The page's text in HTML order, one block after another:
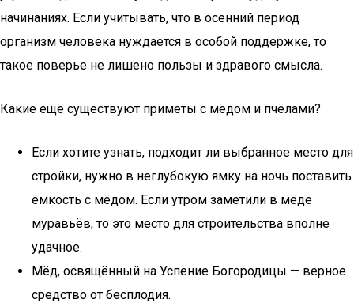
начинаниях. Если учитывать, что в осенний период
организм человека нуждается в особой поддержке, то
такое поверье не лишено пользы и здравого смысла.
Какие ещё существуют приметы с мёдом и пчёлами?
Если хотите узнать, подходит ли выбранное место для
стройки, нужно в неглубокую ямку на ночь поставить
ёмкость с мёдом. Если утром заметили в мёде
муравьёв, то это место для строительства вполне
удачное.
Мёд, освящённый на Успение Богородицы — верное
средство от бесплодия.